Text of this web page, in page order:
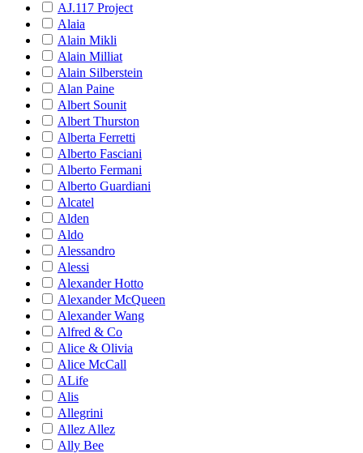
AJ.117 Project
Alaia
Alain Mikli
Alain Milliat
Alain Silberstein
Alan Paine
Albert Sounit
Albert Thurston
Alberta Ferretti
Alberto Fasciani
Alberto Fermani
Alberto Guardiani
Alcatel
Alden
Aldo
Alessandro
Alessi
Alexander Hotto
Alexander McQueen
Alexander Wang
Alfred & Co
Alice & Olivia
Alice McCall
ALife
Alis
Allegrini
Allez Allez
Ally Bee